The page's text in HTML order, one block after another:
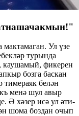
Ул үзе
турында
каушамый, фикерен
бозга баскан
тимераяк белән
менә шул авыр
Ә хәзер исә ул әти-
шома боздан очып